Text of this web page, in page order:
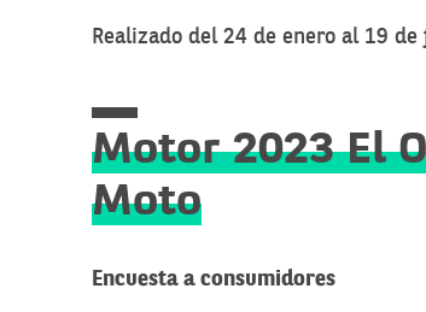
Realizado del 24 de enero al 19 de
Motor 2023 El
Moto
Encuesta a consumidores